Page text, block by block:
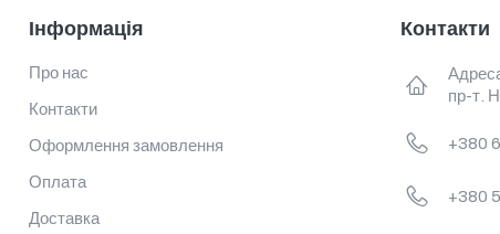
Інформація
Про нас
Контакти
Оформлення замовлення
Оплата
Доставка
Контакти
пр-т.
+380
+380